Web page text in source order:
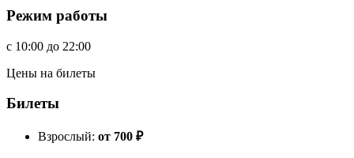
Режим работы
c 10:00 до 22:00
Цены на билеты
Билеты
Взрослый: от 700 ₽